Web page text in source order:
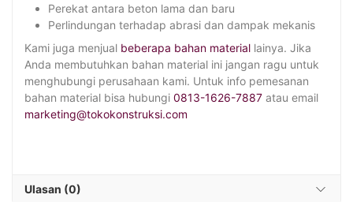
Perekat antara beton lama dan baru
Perlindungan terhadap abrasi dan dampak mekanis
Kami juga menjual beberapa bahan material lainya. Jika
Anda membutuhkan bahan material ini jangan ragu untuk
menghubungi perusahaan kami. Untuk info pemesanan
bahan material bisa hubungi 0813-1626-7887 atau email
marketing@tokokonstruksi.com
Ulasan (0)